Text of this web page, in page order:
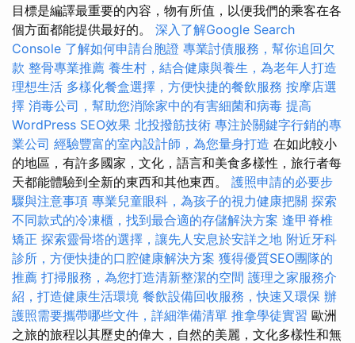
目標是編譯最重要的內容，物有所值，以便我們的乘客在各
個方面都能提供最好的。 深入了解Google Search
Console 了解如何申請台胞證 專業討債服務，幫你追回欠
款 整骨專業推薦 養生村，結合健康與養生，為老年人打造
理想生活 多樣化餐盒選擇，方便快捷的餐飲服務 按摩店選
擇 消毒公司，幫助您消除家中的有害細菌和病毒 提高
WordPress SEO效果 北投撥筋技術 專注於關鍵字行銷的專
業公司 經驗豐富的室內設計師，為您量身打造 在如此較小
的地區，有許多國家，文化，語言和美食多樣性，旅行者每
天都能體驗到全新的東西和其他東西。 護照申請的必要步
驟與注意事項 專業兒童眼科，為孩子的視力健康把關 探索
不同款式的冷凍櫃，找到最合適的存儲解決方案 逢甲脊椎
矯正 探索靈骨塔的選擇，讓先人安息於安詳之地 附近牙科
診所，方便快捷的口腔健康解決方案 獲得優質SEO團隊的
推薦 打掃服務，為您打造清新整潔的空間 護理之家服務介
紹，打造健康生活環境 餐飲設備回收服務，快速又環保 辦
護照需要攜帶哪些文件，詳細準備清單 推拿學徒實習 歐洲
之旅的旅程以其歷史的偉大，自然的美麗，文化多樣性和無